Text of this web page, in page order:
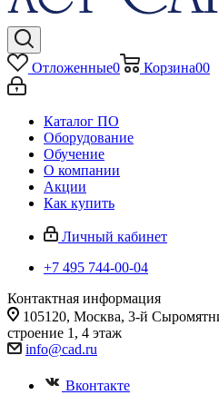
Отложенные0 Корзина00
Каталог ПО
Оборудование
Обучение
О компании
Акции
Как купить
Личный кабинет
+7 495 744-00-04
Контактная информация
105120, Москва, 3-й
строение 1, 4 этаж
info@cad.ru
Вконтакте